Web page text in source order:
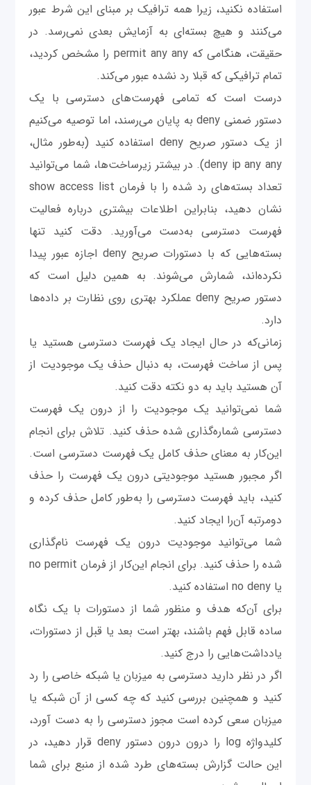
استفاده نکنید، زیرا همه ترافیک بر مبنای این شرط عبور
می‌کنند و هیچ بسته‌ای به آزمایش بعدی نمی‌رسد. در
حقیقت، هنگامی که permit any any را مشخص کردید،
تمام ترافیکی که قبلا رد نشده عبور می‌کند.
درست است که تمامی فهرست‌های دسترسی با یک
دستور ضمنی deny به پایان می‌رسند، اما توصیه می‌کنیم
از یک دستور صریح deny استفاده کنید (به‌طور مثال،
deny ip any any). در بیشتر زیرساخت‌ها، شما می‌توانید
تعداد بسته‌های رد شده را با فرمان show access list
نشان دهید، بنابراین اطلاعات بیشتری درباره فعالیت
فهرست دسترسی به‌دست می‌آورید. دقت کنید تنها
بسته‌هایی که با دستورات صریح deny اجازه عبور پیدا
نکرده‌اند، شمارش می‌شوند. به همین دلیل است که
دستور صریح deny عملکرد بهتری روی نظارت بر داده‌ها
دارد.
زمانی‌که در حال ایجاد یک فهرست دسترسی هستید یا
پس از ساخت فهرست، به دنبال حذف یک موجودیت از
آن هستید باید به دو نکته دقت کنید.
شما نمی‌توانید یک موجودیت را از درون یک فهرست
دسترسی شماره‌گذاری شده حذف کنید. تلاش برای انجام
این‌کار به معنای حذف کامل یک فهرست دسترسی است.
اگر مجبور هستید موجودیتی درون یک فهرست را حذف
کنید، باید فهرست دسترسی را به‌طور کامل حذف کرده و
دومرتبه آن‌را ایجاد کنید.
شما می‌توانید موجودیت درون یک فهرست نام‌گذاری
شده را حذف کنید. برای انجام این‌کار از فرمان no permit
یا no deny استفاده کنید.
برای آن‌که هدف و منظور شما از دستورات با یک نگاه
ساده قابل فهم باشند، بهتر است بعد یا قبل از دستورات،
یادداشت‌هایی را درج کنید.
اگر در نظر دارید دسترسی به میزبان یا شبکه خاصی را رد
کنید و همچنین بررسی کنید که چه کسی از آن شبکه یا
میزبان سعی کرده است مجوز دسترسی را به دست آورد،
کلیدواژه log را درون درون دستور deny قرار دهید، در
این حالت گزارش بسته‌های طرد شده از منبع برای شما